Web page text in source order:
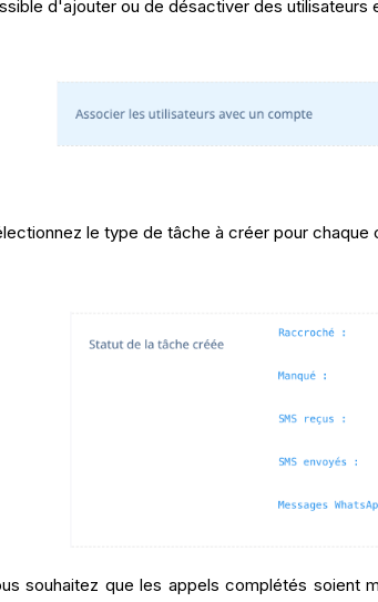
d'ajouter ou de désactiver des utilisateurs
le type de tâche à créer pour chaque
souhaitez que les appels complétés soient